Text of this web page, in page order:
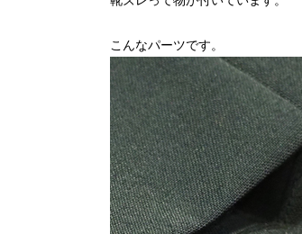
こんなパーツです。